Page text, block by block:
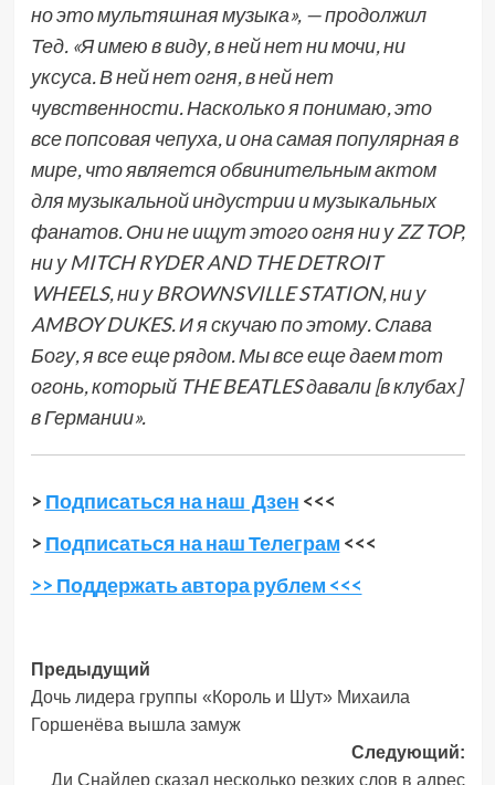
но это мультяшная музыка», — продолжил
Тед. «Я имею в виду, в ней нет ни мочи, ни
уксуса. В ней нет огня, в ней нет
чувственности. Насколько я понимаю, это
все попсовая чепуха, и она самая популярная в
мире, что является обвинительным актом
для музыкальной индустрии и музыкальных
фанатов. Они не ищут этого огня ни у ZZ TOP,
ни у MITCH RYDER AND THE DETROIT
WHEELS, ни у BROWNSVILLE STATION, ни у
AMBOY DUKES. И я скучаю по этому. Слава
Богу, я все еще рядом. Мы все еще даем тот
огонь, который THE BEATLES давали [в клубах]
в Германии».
> Подписаться на наш Дзен <<<
> Подписаться на наш Телеграм <<<
>> Поддержать автора рублем <<<
Навигация
записи
Предыдущий
Дочь лидера группы «Король и Шут» Михаила
Горшенёва вышла замуж
Следующий:
Ди Снайдер сказал несколько резких слов в адрес